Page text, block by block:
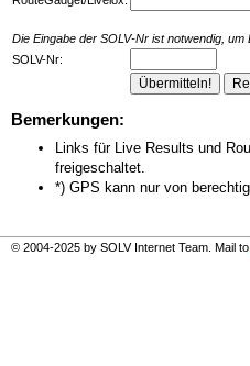
Die Eingabe der SOLV-Nr ist notwendig, um
SOLV-Nr:
Bemerkungen:
Links für Live Results und
freigeschaltet.
*) GPS kann nur von
© 2004-2025 by SOLV Internet Team. Mail to